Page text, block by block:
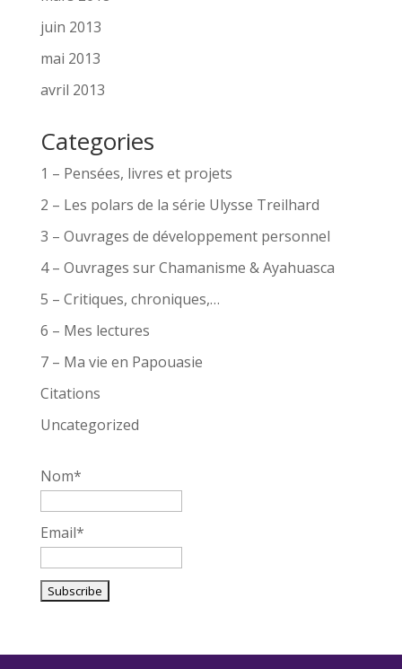
juin 2013
mai 2013
avril 2013
Categories
1 – Pensées, livres et projets
2 – Les polars de la série Ulysse Treilhard
3 – Ouvrages de développement personnel
4 – Ouvrages sur Chamanisme & Ayahuasca
5 – Critiques, chroniques,…
6 – Mes lectures
7 – Ma vie en Papouasie
Citations
Uncategorized
Nom*
Email*